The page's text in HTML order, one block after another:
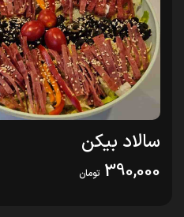
سالاد بیکن
390,000 تومان